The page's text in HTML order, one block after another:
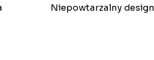
Niepowtarzalny design